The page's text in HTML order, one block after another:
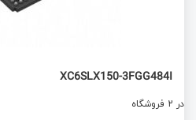
XC6SLX150-3FGG484I
در 2 فروشگاه